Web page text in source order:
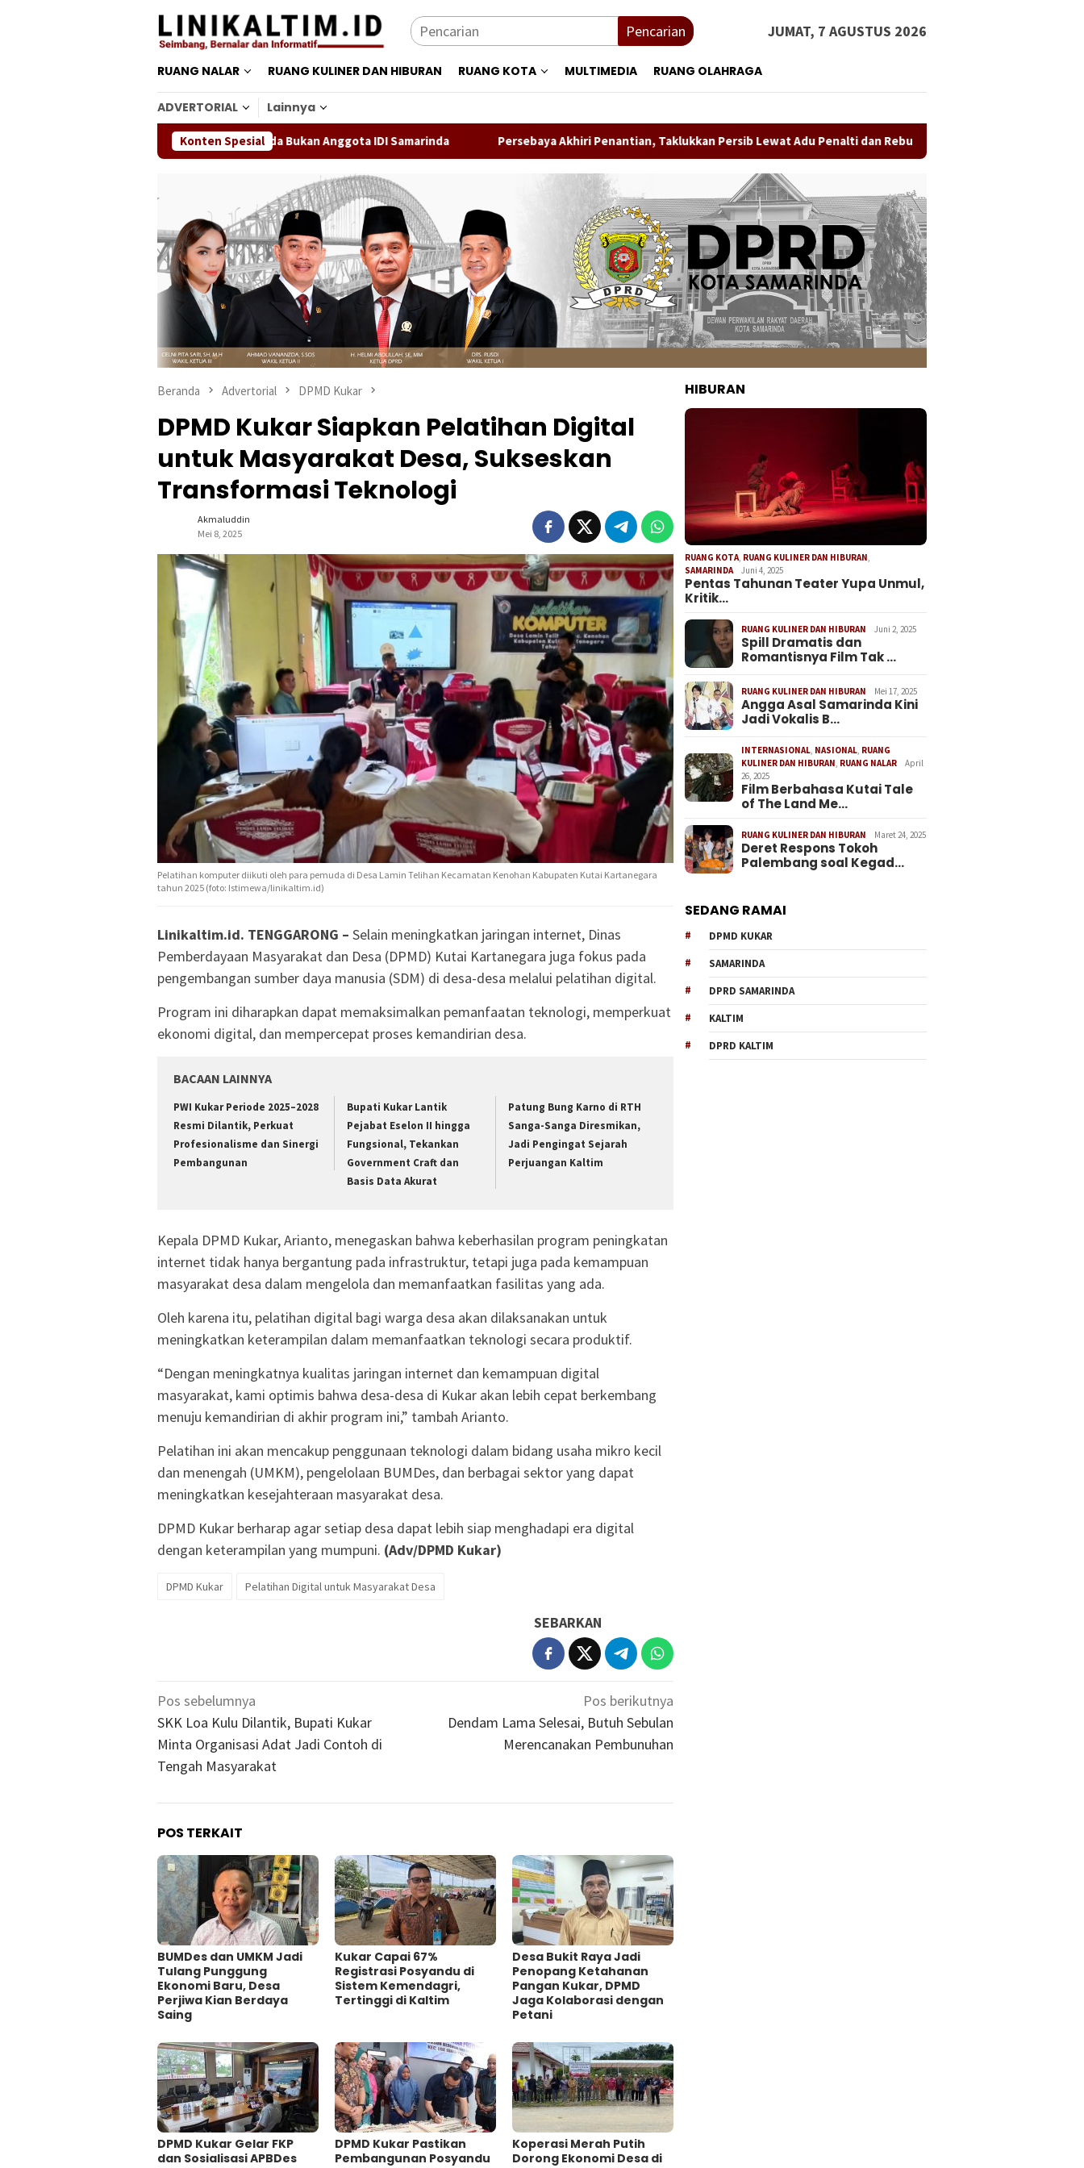
Pencarian JUMAT, 7 AGUSTUS 2026
RUANG NALAR RUANG KULINER DAN HIBURAN RUANG KOTA MULTIMEDIA RUANG OLAHRAGA
ADVERTORIAL Lainnya
Konten Spesial
Dokter Renanda Bukan Anggota IDI Samarinda Persebaya Akhiri Penantian, Taklukkan Persib Lewat Adu Penalti dan Rebut Gelar Piala Presiden 2026
Beranda Advertorial DPMD Kukar
DPMD Kukar Siapkan Pelatihan Digital
untuk Masyarakat Desa, Sukseskan
Transformasi Teknologi
Akmaluddin
Mei 8, 2025
Pelatihan komputer diikuti oleh para pemuda di Desa Lamin Telihan Kecamatan Kenohan Kabupaten Kutai Kartanegara
tahun 2025 (foto: Istimewa/linikaltim.id)
Linikaltim.id. TENGGARONG – Selain meningkatkan jaringan internet, Dinas
Pemberdayaan Masyarakat dan Desa (DPMD) Kutai Kartanegara juga fokus pada
pengembangan sumber daya manusia (SDM) di desa-desa melalui pelatihan digital.
Program ini diharapkan dapat memaksimalkan pemanfaatan teknologi, memperkuat
ekonomi digital, dan mempercepat proses kemandirian desa.
BACAAN LAINNYA
PWI Kukar Periode 2025–2028
Resmi Dilantik, Perkuat
Profesionalisme dan Sinergi
Pembangunan
Bupati Kukar Lantik
Pejabat Eselon II hingga
Fungsional, Tekankan
Government Craft dan
Basis Data Akurat
Patung Bung Karno di RTH
Sanga-Sanga Diresmikan,
Jadi Pengingat Sejarah
Perjuangan Kaltim
Kepala DPMD Kukar, Arianto, menegaskan bahwa keberhasilan program peningkatan
internet tidak hanya bergantung pada infrastruktur, tetapi juga pada kemampuan
masyarakat desa dalam mengelola dan memanfaatkan fasilitas yang ada.
Oleh karena itu, pelatihan digital bagi warga desa akan dilaksanakan untuk
meningkatkan keterampilan dalam memanfaatkan teknologi secara produktif.
“Dengan meningkatnya kualitas jaringan internet dan kemampuan digital
masyarakat, kami optimis bahwa desa-desa di Kukar akan lebih cepat berkembang
menuju kemandirian di akhir program ini,” tambah Arianto.
Pelatihan ini akan mencakup penggunaan teknologi dalam bidang usaha mikro kecil
dan menengah (UMKM), pengelolaan BUMDes, dan berbagai sektor yang dapat
meningkatkan kesejahteraan masyarakat desa.
DPMD Kukar berharap agar setiap desa dapat lebih siap menghadapi era digital
dengan keterampilan yang mumpuni. (Adv/DPMD Kukar)
DPMD Kukar Pelatihan Digital untuk Masyarakat Desa
SEBARKAN
Navigasi
pos
Pos sebelumnya
SKK Loa Kulu Dilantik, Bupati Kukar
Minta Organisasi Adat Jadi Contoh di
Tengah Masyarakat
Pos berikutnya
Dendam Lama Selesai, Butuh Sebulan
Merencanakan Pembunuhan
POS TERKAIT
BUMDes dan UMKM Jadi
Tulang Punggung
Ekonomi Baru, Desa
Perjiwa Kian Berdaya
Saing
Kukar Capai 67%
Registrasi Posyandu di
Sistem Kemendagri,
Tertinggi di Kaltim
Desa Bukit Raya Jadi
Penopang Ketahanan
Pangan Kukar, DPMD
Jaga Kolaborasi dengan
Petani
DPMD Kukar Gelar FKP
dan Sosialisasi APBDes
DPMD Kukar Pastikan
Pembangunan Posyandu
Koperasi Merah Putih
Dorong Ekonomi Desa di
HIBURAN
RUANG KOTA RUANG KULINER DAN HIBURAN
SAMARINDA
Juni 4, 2025
Pentas Tahunan Teater Yupa Unmul,
Kritik…
RUANG KULINER DAN HIBURAN Juni 2, 2025
Spill Dramatis dan
Romantisnya Film Tak …
RUANG KULINER DAN HIBURAN Mei 17, 2025
Angga Asal Samarinda Kini
Jadi Vokalis B…
INTERNASIONAL NASIONAL RUANG
KULINER DAN HIBURAN RUANG NALAR
April
26, 2025
Film Berbahasa Kutai Tale
of The Land Me…
RUANG KULINER DAN HIBURAN Maret 24, 2025
Deret Respons Tokoh
Palembang soal Kegad…
SEDANG RAMAI
DPMD KUKAR
SAMARINDA
DPRD SAMARINDA
KALTIM
DPRD KALTIM